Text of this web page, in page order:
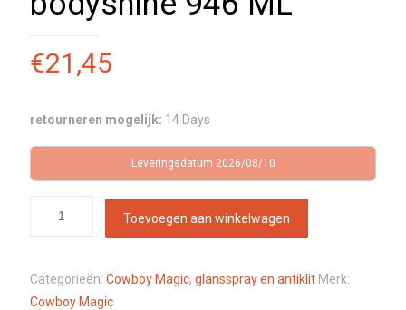
€21,45
retourneren mogelijk: 14 Days
Leveringsdatum 2026/08/10
Toevoegen aan winkelwagen
Categorieën: Cowboy Magic, glansspray en antiklit Merk:
Cowboy Magic